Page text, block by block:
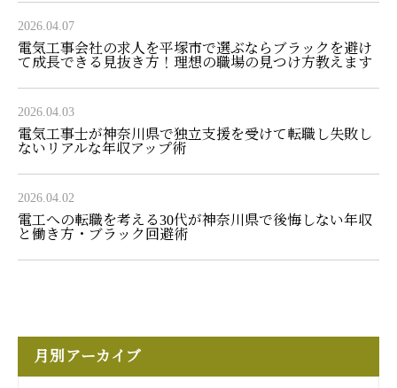
2026.04.07
電気工事会社の求人を平塚市で選ぶならブラックを避け
て成長できる見抜き方！理想の職場の見つけ方教えます
2026.04.03
電気工事士が神奈川県で独立支援を受けて転職し失敗し
ないリアルな年収アップ術
2026.04.02
電工への転職を考える30代が神奈川県で後悔しない年収
と働き方・ブラック回避術
月別アーカイブ